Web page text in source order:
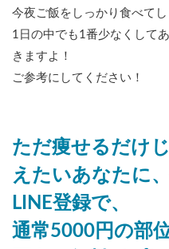
今夜ご飯をしっかり食べてし
1日の中でも1番少なくして
きますよ！
ご参考にしてください！
ただ痩せるだけ
えたいあなたに
LINE登録で、
通常5000円の部